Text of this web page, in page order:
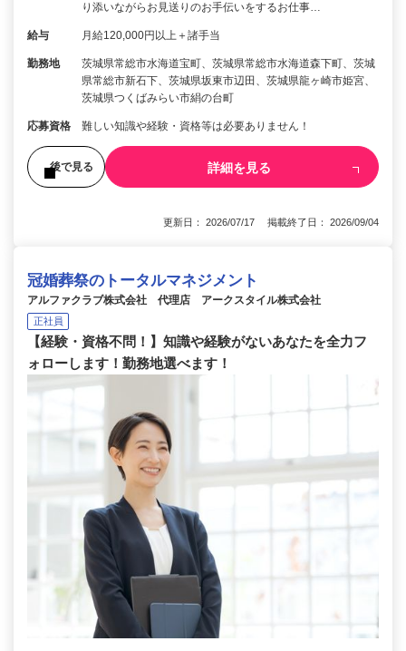
り添いながらお見送りのお手伝いをするお仕事…
給与 月給120,000円以上＋諸手当
勤務地
茨城県常総市水海道宝町、茨城県常総市水海道森下町、茨城
県常総市新石下、茨城県坂東市辺田、茨城県龍ヶ崎市姫宮、
茨城県つくばみらい市絹の台町
応募資格 難しい知識や経験・資格等は必要ありません！
後で見る 詳細を見る
更新日： 2026/07/17 掲載終了日： 2026/09/04
冠婚葬祭のトータルマネジメント
アルファクラブ株式会社 代理店 アークスタイル株式会社
正社員
【経験・資格不問！】知識や経験がないあなたを全力フ
ォローします！勤務地選べます！